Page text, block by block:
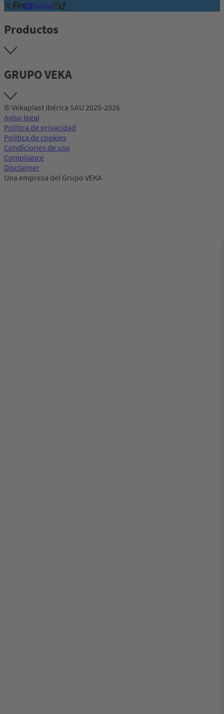
Productos
GRUPO VEKA
© Vekaplast Ibérica SAU 2025-2026
Aviso legal
Política de privacidad
Politica de cookies
Condiciones de uso
Compliance
Disclaimer
Una empresa del Grupo VEKA